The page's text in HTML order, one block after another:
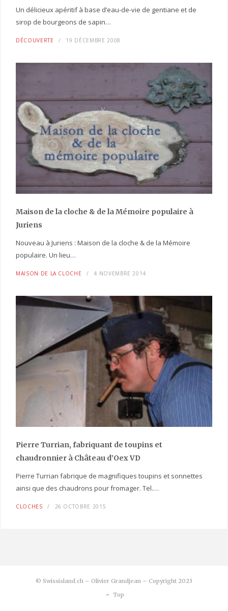
Un délicieux apéritif à base d’eau-de-vie de gentiane et de
sirop de bourgeons de sapin…
DÉCOUVERTE 19 DÉCEMBRE 2008
Maison de la cloche & de la Mémoire populaire à
Juriens
Nouveau à Juriens : Maison de la cloche & de la Mémoire
populaire. Un lieu…
MAISON DE LA CLOCHE 4 NOVEMBRE 2014
Pierre Turrian, fabriquant de toupins et
chaudronnier à Château d’Oex VD
Pierre Turrian fabrique de magnifiques toupins et sonnettes
ainsi que des chaudrons pour fromager. Tel.…
CLOCHES 26 OCTOBRE 2015
© Swissisland.ch – Olivier Grandjean – Copyright 2023
Top